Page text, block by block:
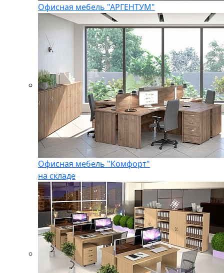
Офисная мебель "АРГЕНТУМ"
Офисная мебель "Комфорт"
на складе